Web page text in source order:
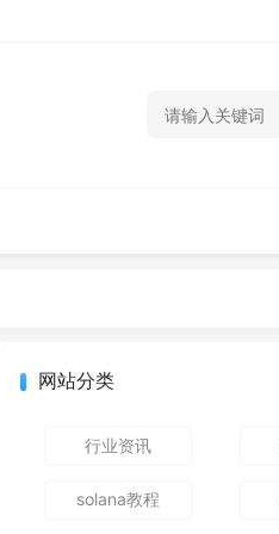
网站分类
行业资讯
solana教程